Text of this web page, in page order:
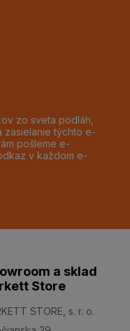
zo sveta podláh,
zasielanie týchto e-
pošleme e-
v každom e-
a sklad
Store
STORE, s. r. o.